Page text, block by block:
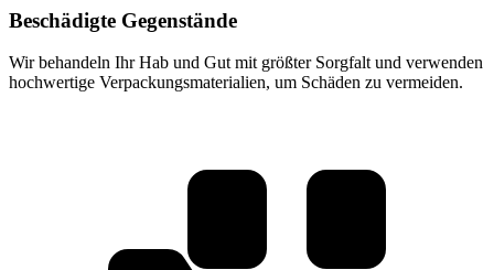
Beschädigte Gegenstände
Wir behandeln Ihr Hab und Gut mit größter Sorgfalt und verwenden
hochwertige Verpackungsmaterialien, um Schäden zu vermeiden.